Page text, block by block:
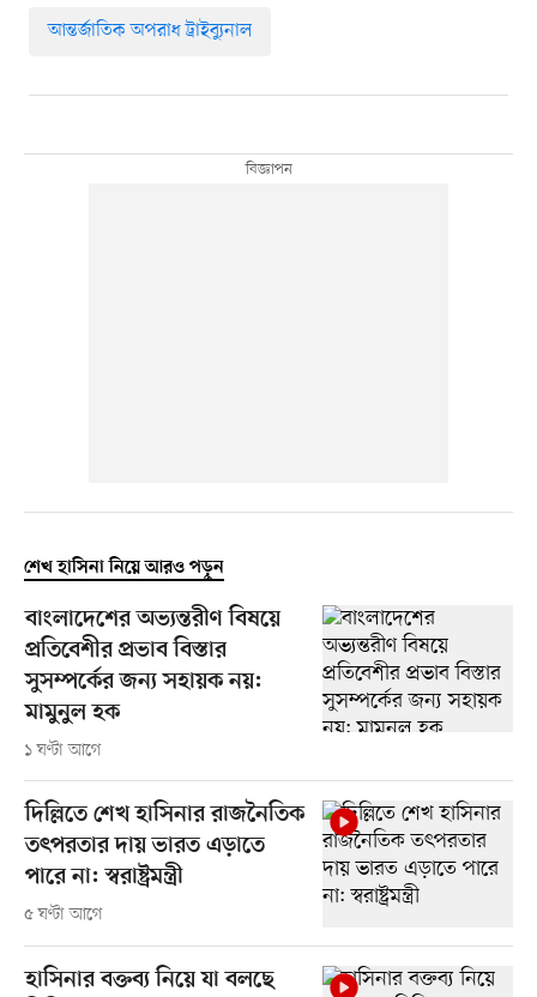
আন্তর্জাতিক অপরাধ ট্রাইব্যুনাল
শেখ হাসিনা নিয়ে আরও পড়ুন
বাংলাদেশের অভ্যন্তরীণ বিষয়ে
প্রতিবেশীর প্রভাব বিস্তার
সুসম্পর্কের জন্য সহায়ক নয়:
মামুনুল হক
১ ঘণ্টা আগে
দিল্লিতে শেখ হাসিনার রাজনৈতিক
তৎপরতার দায় ভারত এড়াতে
পারে না: স্বরাষ্ট্রমন্ত্রী
৫ ঘণ্টা আগে
হাসিনার বক্তব্য নিয়ে যা বলছে